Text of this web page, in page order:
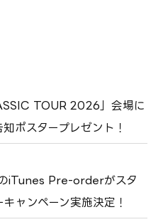
TOUR 2026」会場に
ポスタープレゼント！
iTunes Pre-orderがスタ
ャンペーン実施決定！